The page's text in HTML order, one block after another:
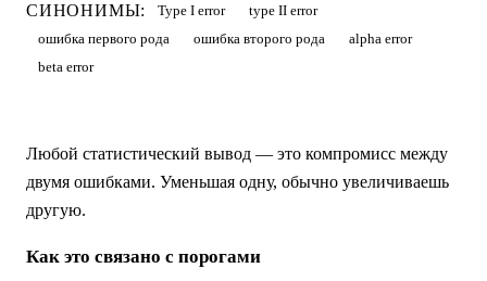
СИНОНИМЫ: Type I error
type II error
ошибка первого рода
ошибка второго рода
alpha error
beta error
Любой статистический вывод — это компромисс между
двумя ошибками. Уменьшая одну, обычно увеличиваешь
другую.
Как это связано с порогами